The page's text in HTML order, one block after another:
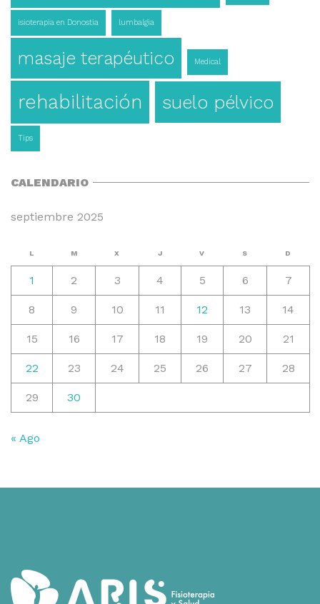
isioterapia en Donostia lumbalgia
masaje terapéutico Medical
rehabilitación suelo pélvico
Tips
CALENDARIO
septiembre 2025
L M X J V S D
1 2 3 4 5 6 7
8 9 10 11 12 13 14
15 16 17 18 19 20 21
22 23 24 25 26 27 28
29 30
« Ago